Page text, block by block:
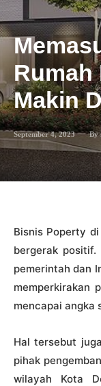
Rumah
Makin
September 4, 2023 By
Bisnis Poperty
bergerak positif.
pemerintah dan
memperkirakan
mencapai angka
Hal tersebut
pihak
wilayah Kota